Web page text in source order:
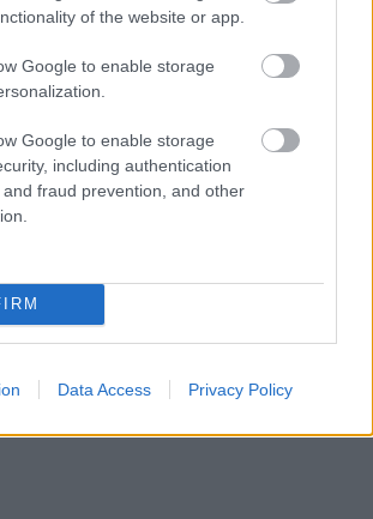
of the website or app.
Google to enable storage
Google to enable storage
including authentication
fraud prevention, and other
Data Access Privacy Policy